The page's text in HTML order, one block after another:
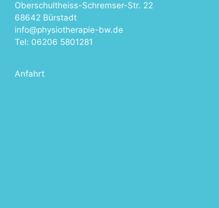
Oberschultheiss-Schremser-Str. 22
68642 Bürstadt
info@physiotherapie-bw.de
Tel: 06206 5801281
Anfahrt